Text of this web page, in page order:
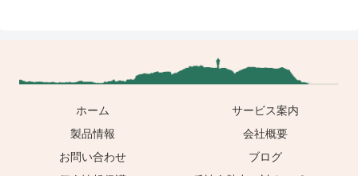
ホーム
サービス案内
製品情報
会社概要
お問い合わせ
ブログ